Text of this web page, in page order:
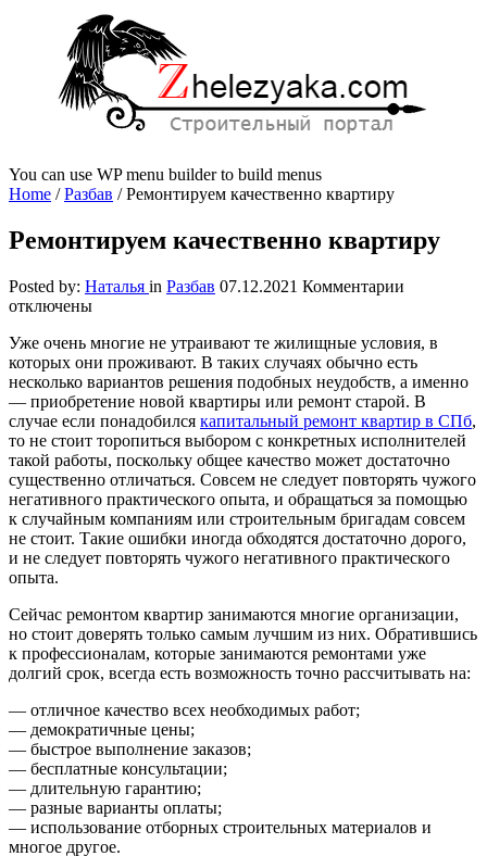
You can use WP menu builder to build menus
Home /Разбав /Ремонтируем качественно квартиру
Ремонтируем качественно квартиру
Posted by: Наталья in Разбав 07.12.2021 Комментарии
квартиру
отключены
Уже очень многие не утраивают те жилищные условия, в
которых они проживают. В таких случаях обычно есть
несколько вариантов решения подобных неудобств, а именно
— приобретение новой квартиры или ремонт старой. В
случае если понадобился капитальный ремонт квартир в СПб,
то не стоит торопиться выбором с конкретных исполнителей
такой работы, поскольку общее качество может достаточно
существенно отличаться. Совсем не следует повторять чужого
негативного практического опыта, и обращаться за помощью
к случайным компаниям или строительным бригадам совсем
не стоит. Такие ошибки иногда обходятся достаточно дорого,
и не следует повторять чужого негативного практического
опыта.
Сейчас ремонтом квартир занимаются многие организации,
но стоит доверять только самым лучшим из них. Обратившись
к профессионалам, которые занимаются ремонтами уже
долгий срок, всегда есть возможность точно рассчитывать на:
— отличное качество всех необходимых работ;
— демократичные цены;
— быстрое выполнение заказов;
— бесплатные консультации;
— длительную гарантию;
— разные варианты оплаты;
— использование отборных строительных материалов и
многое другое.